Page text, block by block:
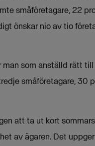
småföretagare, 22
önskar nio av tio
som anställd rätt
småföretagare, 30
att ta ut kort
av ägaren. Det